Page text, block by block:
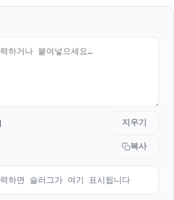
지우기
복사
하면 슬러그가 여기 표시됩니다